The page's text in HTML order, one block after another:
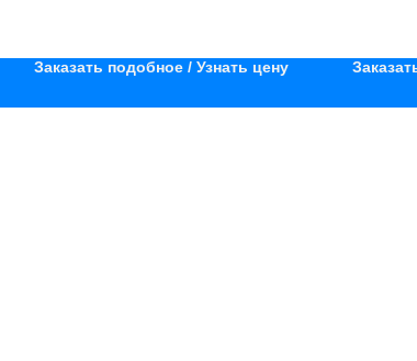
Заказать подобное / Узнать цену